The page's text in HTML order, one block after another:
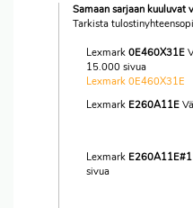
Samaan sarjaan kuuluvat
Tarkista
Lexmark 0E460X31E
15.000 sivua
Lexmark 0E460X31E
Lexmark E260A11E
Lexmark E260A11E#1
sivua